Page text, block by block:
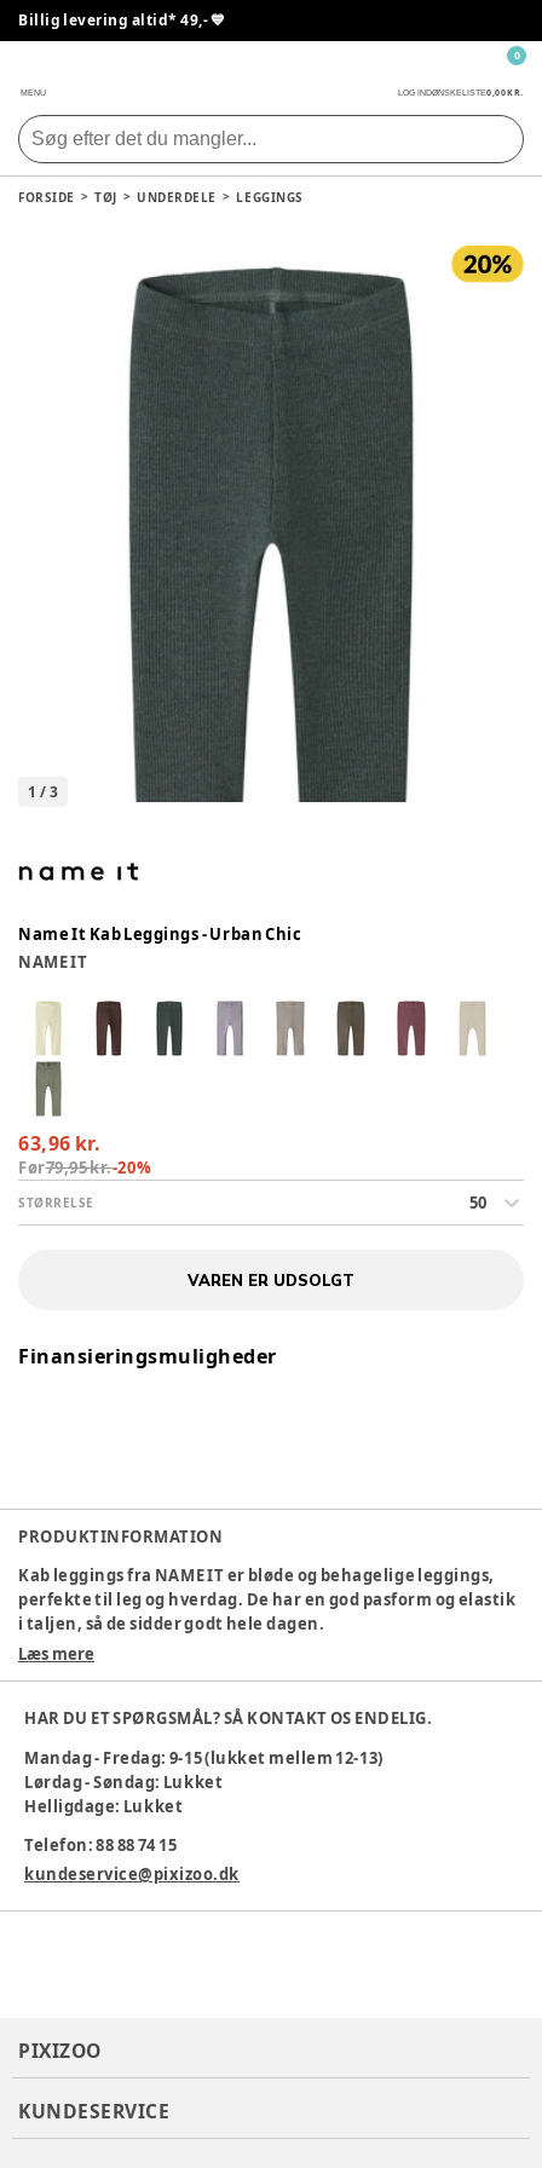
Billig levering altid* 49,- 💙
MENU LOG INDØNSKELISTE0,00 KR.
0
FORSIDE TØJ UNDERDELE LEGGINGS
1 /3
Name It Kab Leggings - Urban Chic
NAME IT
63,96 kr.
Før79,95 kr.-20%
STØRRELSE 50
VAREN ER UDSOLGT
Finansieringsmuligheder
PRODUKTINFORMATION
Kab leggings fra NAME IT er bløde og behagelige leggings,
perfekte til leg og hverdag. De har en god pasform og elastik
i taljen, så de sidder godt hele dagen.
Materiale: 57% bomuld, 38% modal, 5% elastan
Bløde og strækbare
Behagelige at have på
Maskinvask 40 °C
Et must-have i garderoben til børn, der elsker at bevæge sig!
Materialesammensætning
5%ELA
Tøj størrelse:50 cm / 0 mdr.
Læs mere
HAR DU ET SPØRGSMÅL? SÅ KONTAKT OS ENDELIG.
Mandag - Fredag: 9-15 (lukket mellem 12-13)
Lørdag - Søndag: Lukket
Helligdage: Lukket
Telefon: 88 88 74 15
kundeservice@pixizoo.dk
PIXIZOO
KUNDESERVICE